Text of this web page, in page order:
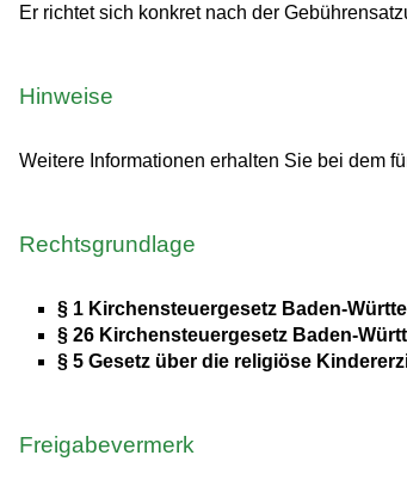
Er richtet sich konkret nach der
Hinweise
Weitere Informationen erhalten Sie bei dem
Rechtsgrundlage
§ 1 Kirchensteuergesetz Baden-
§ 26 Kirchensteuergesetz Baden-
§ 5 Gesetz über die religiöse
Freigabevermerk